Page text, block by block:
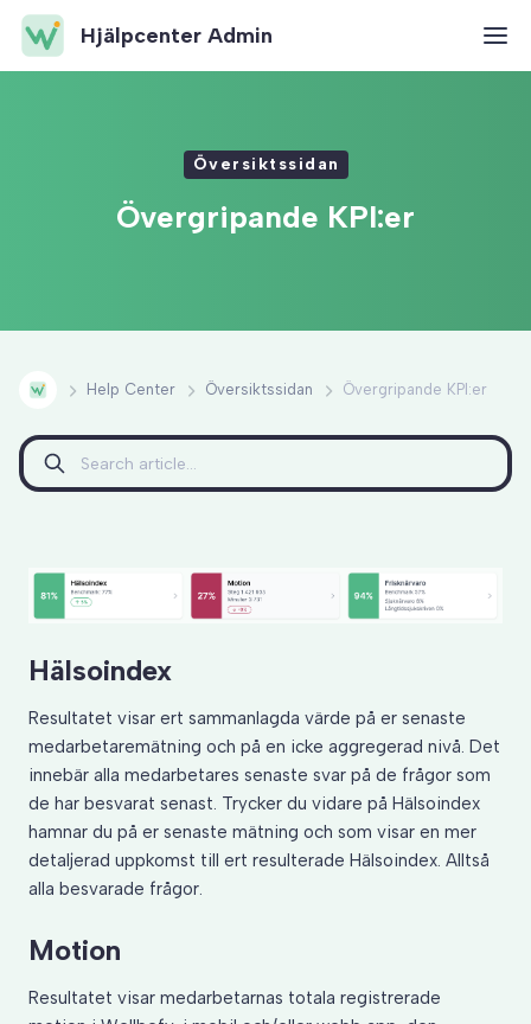
Hjälpcenter Admin
Översiktssidan
Övergripande KPI:er
Help Center Översiktssidan Övergripande KPI:er
Hälsoindex
Resultatet visar ert sammanlagda värde på er senaste
medarbetaremätning och på en icke aggregerad nivå. Det
innebär alla medarbetares senaste svar på de frågor som
de har besvarat senast. Trycker du vidare på Hälsoindex
hamnar du på er senaste mätning och som visar en mer
detaljerad uppkomst till ert resulterade Hälsoindex. Alltså
alla besvarade frågor.
Motion
Resultatet visar medarbetarnas totala registrerade